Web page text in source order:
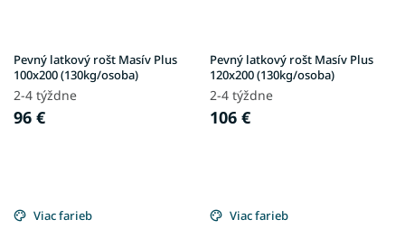
Pevný latkový rošt Masív Plus
100x200 (130kg/osoba)
2-4 týždne
96 €
Pevný latkový rošt Masív Plus
120x200 (130kg/osoba)
2-4 týždne
106 €
Viac farieb Viac farieb